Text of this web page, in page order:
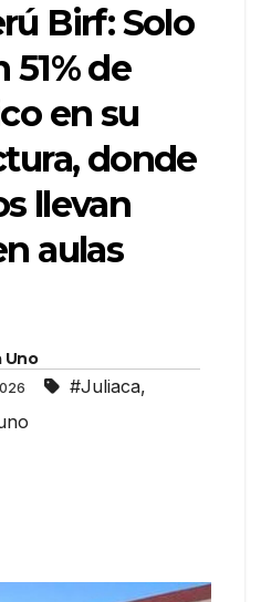
Birf: Solo
de
en su
donde
llevan
aulas
Uno
#Juliaca,